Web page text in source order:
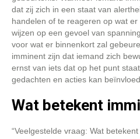
dat zij zich in een staat van
handelen of te reageren op wat
wijzen op een gevoel van
voor wat er binnenkort zal
imminent zijn dat iemand zich
ernst van iets dat op het punt
gedachten en acties kan
Wat betekent
“Veelgestelde vraag: Wat